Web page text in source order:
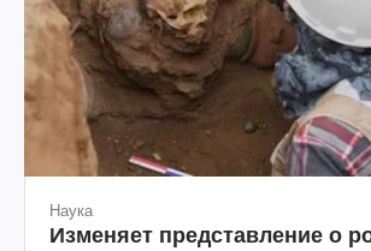
Наука
Изменяет представление о